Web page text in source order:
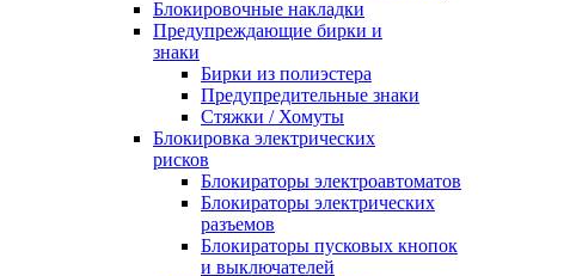
Блокировочные накладки
Предупреждающие бирки и
знаки
Бирки из полиэстера
Предупредительные знаки
Стяжки / Хомуты
Блокировка электрических
рисков
Блокираторы электроавтоматов
Блокираторы электрических
разъемов
Блокираторы пусковых кнопок
и выключателей